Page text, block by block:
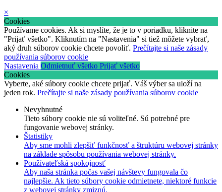
×
Cookies
Používame cookies. Ak si myslíte, že je to v poriadku, kliknite na
"Prijať všetko". Kliknutím na "Nastavenia" si tiež môžete vybrať,
aký druh súborov cookie chcete povoliť. Prečítajte si naše zásady
používania súborov cookie
Nastavenia Odmietnuť všetko Prijať všetko
Cookies
Vyberte, aké súbory cookie chcete prijať. Váš výber sa uloží na
jeden rok. Prečítajte si naše zásady používania súborov cookie
Nevyhnutné
Tieto súbory cookie nie sú voliteľné. Sú potrebné pre
fungovanie webovej stránky.
Štatistiky
Aby sme mohli zlepšiť funkčnosť a štruktúru webovej stránky
na základe spôsobu používania webovej stránky.
Používateľská spokojnosť
Aby naša stránka počas vašej návštevy fungovala čo
najlepšie. Ak tieto súbory cookie odmietnete, niektoré funkcie
z webovej stránky zmiznú.